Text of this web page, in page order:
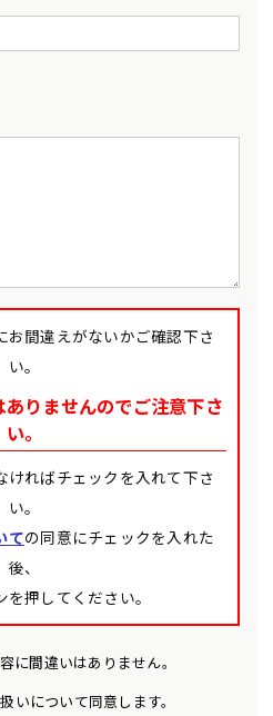
間違えがないかご確認下さ
い。
りませんのでご注意下さ
い。
ればチェックを入れて下さ
い。
ての同意にチェックを入れた
後、
押してください。
に間違いはありません。
いについて同意します。